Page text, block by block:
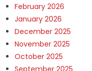
February 2026
January 2026
December 2025
November 2025
October 2025